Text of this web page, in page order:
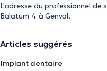
L'adresse du professionnel de
Balatum 4 à Genval.
Articles suggérés
Implant dentaire